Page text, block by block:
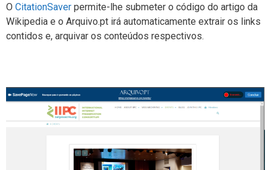
O CitationSaver permite-lhe submeter o código do artigo da
Wikipedia e o Arquivo.pt irá automaticamente extrair os links
contidos e, arquivar os conteúdos respectivos.